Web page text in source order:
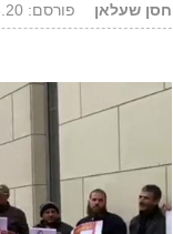
חסן שעלאן פורסם: 13.03.20, 11:48